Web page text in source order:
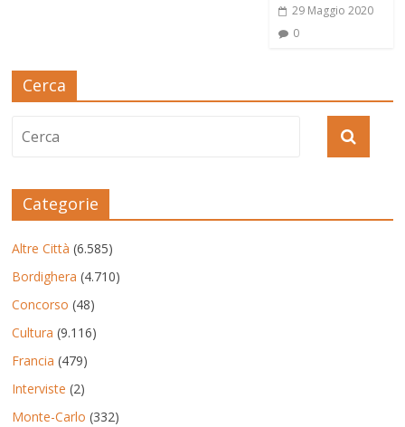
29 Maggio 2020
0
Cerca
Categorie
Altre Città (6.585)
Bordighera (4.710)
Concorso (48)
Cultura (9.116)
Francia (479)
Interviste (2)
Monte-Carlo (332)